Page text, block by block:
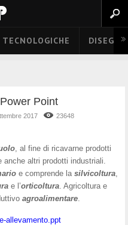
TECNOLOGICHE DISEGNO
Point
2017 23648
, al fine di ricavarne prodotti
anche altri prodotti industriali.
e comprende la silvicoltura,
e l’orticoltura. Agricoltura e
agroalimentare.
allevamento.ppt